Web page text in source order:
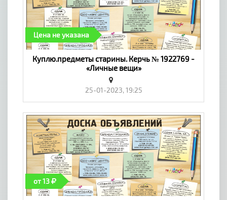
Цена не указана
Куплю.предметы старины. Керчь № 1922769 -
«Личные вещи»
25-01-2023, 19:25
от 13